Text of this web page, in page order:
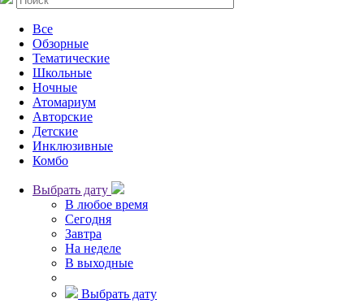
Все
Обзорные
Тематические
Школьные
Ночные
Атомариум
Авторские
Детские
Инклюзивные
Комбо
Выбрать дату
В любое время
Сегодня
Завтра
На неделе
В выходные
Выбрать дату